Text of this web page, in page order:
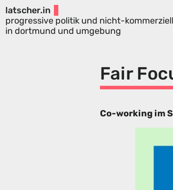
latscher.in
progressive politik und nicht-
in dortmund und umgebung
Fair
Co-working im